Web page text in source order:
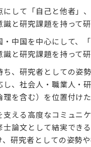
して「自己と他者」
と研究課題を持って
中国を中心にして、
と研究課題を持って
、研究者としての姿
、社会人・職業人・
を含む）を位置付けた
える高度なコミュニ
論文として結実でき
研究者としての姿勢